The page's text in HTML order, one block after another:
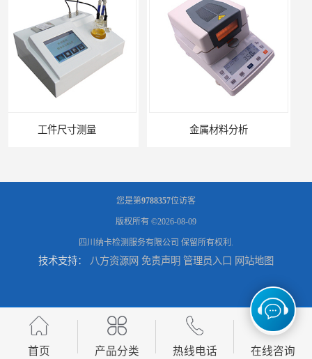
金属材料分析 产品失效分析
可靠性环境试验 UV测试
您是第9788357位访客
版权所有 ©2026-08-09
四川纳卡检测服务有限公司 保留所有权利.
技术支持： 八方资源网 免责声明 管理员入口 网站地图
首页 产品分类 热线电话 在线咨询